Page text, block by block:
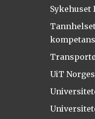
Sykehuset
UiT